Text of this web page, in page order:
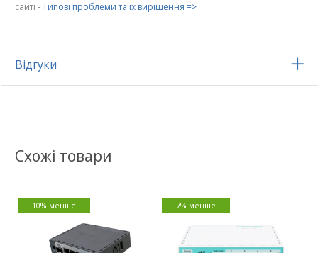
сайті -Типові проблеми та їх вирішення =>
Відгуки
Схожі товари
10% менше 7% менше